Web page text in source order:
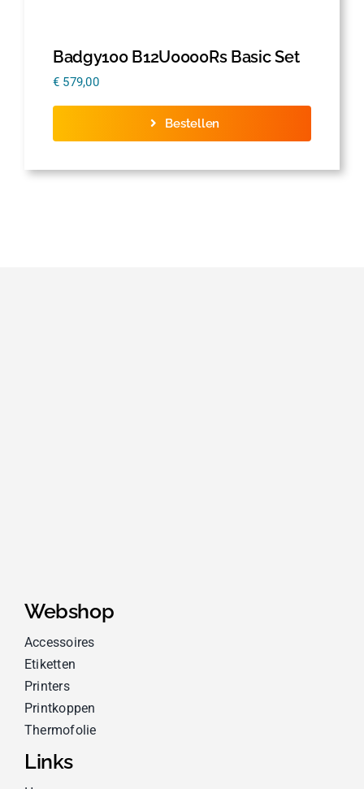
Badgy100 B12U0000Rs Basic Set
€ 579,00
Bestellen
Webshop
Accessoires
Etiketten
Printers
Printkoppen
Thermofolie
Links